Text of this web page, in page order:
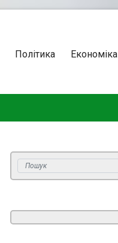
Політика Економіка